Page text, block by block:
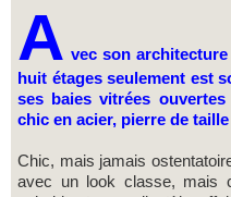
A vec son
huit étages seulement est
ses baies vitrées
chic en acier, pierre de
Chic, mais jamais
avec un look classe, mais